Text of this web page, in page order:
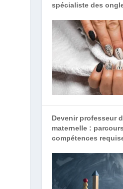
spécialiste des
Devenir professeur
maternelle :
compétences